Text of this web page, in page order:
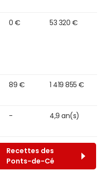
0 € 53 320 €
89 € 1 419 855 €
- 4,9 an(s)
Recettes des
Ponts-de-Cé